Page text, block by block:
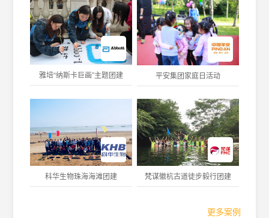
雅培“纳斯卡巨画”主题团建 平安集团家庭日活动
科华生物珠海海滩团建 梵谋徽杭古道徒步毅行团建
更多案例